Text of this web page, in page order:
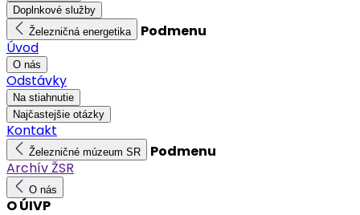
Doplnkové služby
Železničná energetika
Podmenu
Úvod
O nás
Odstávky
Na stiahnutie
Najčastejšie otázky
Kontakt
Železničné múzeum SR
Podmenu
Archív ŽSR
O nás
O ÚIVP